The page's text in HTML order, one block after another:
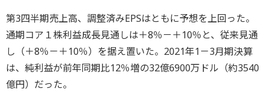
第3四半期売上高、調整済みEPSはともに予想を上回った。
通期コア１株利益成長見通しは＋8％－＋10％と、従来見通
し（＋8％－＋10％）を据え置いた。2021年1－3月期決算
は、純利益が前年同期比12％増の32億6900万ドル（約3540
億円）だった。